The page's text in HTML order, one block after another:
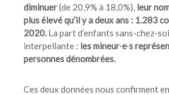
diminuer(de 20,9% à 18,0%), leur
plus élevé qu’il y a deux ans : 1.283
2020. La part d’enfants sans-chez-
interpellante : les mineur∙e∙s
personnes dénombrées.
Ces deux données nous confirment